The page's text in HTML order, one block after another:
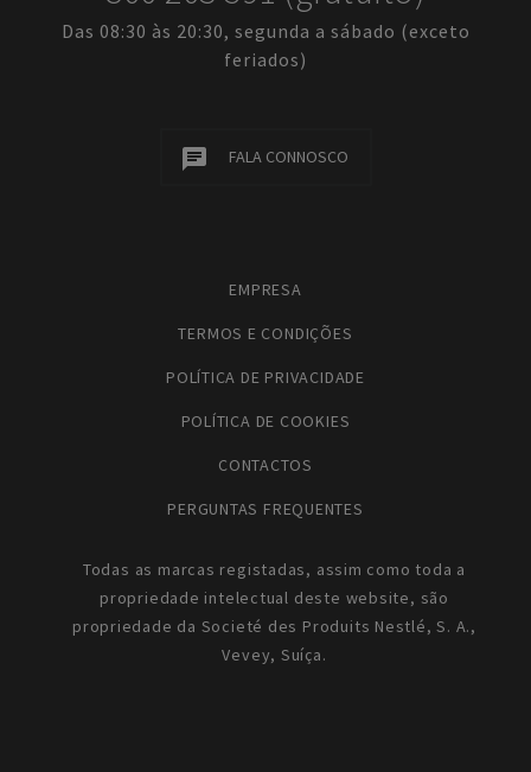
Das 08:30 às 20:30, segunda a sábado (exceto
feriados)
FALA CONNOSCO
EMPRESA
TERMOS E CONDIÇÕES
POLÍTICA DE PRIVACIDADE
POLÍTICA DE COOKIES
CONTACTOS
PERGUNTAS FREQUENTES
Todas as marcas registadas, assim como toda a
propriedade intelectual deste website, são
propriedade da Societé des Produits Nestlé, S. A.,
Vevey, Suíça.